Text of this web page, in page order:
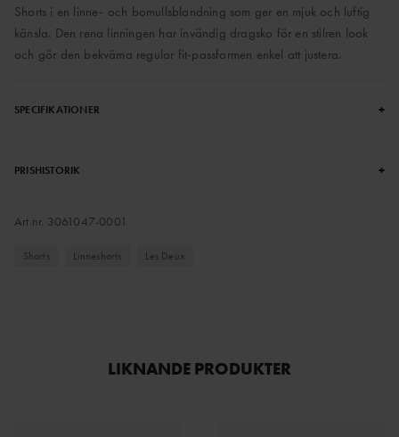
Shorts i en linne- och bomullsblandning som ger en mjuk och luftig
känsla. Den rena linningen har invändig dragsko för en stilren look
och gör den bekväma regular fit-passformen enkel att justera.
SPECIFIKATIONER +
PRISHISTORIK +
Art.nr. 3061047-0001
Shorts Linneshorts Les Deux
LIKNANDE PRODUKTER